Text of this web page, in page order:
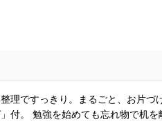
ですっきり。まるごと、お片づけ
付。 勉強を始めても忘れ物で机を